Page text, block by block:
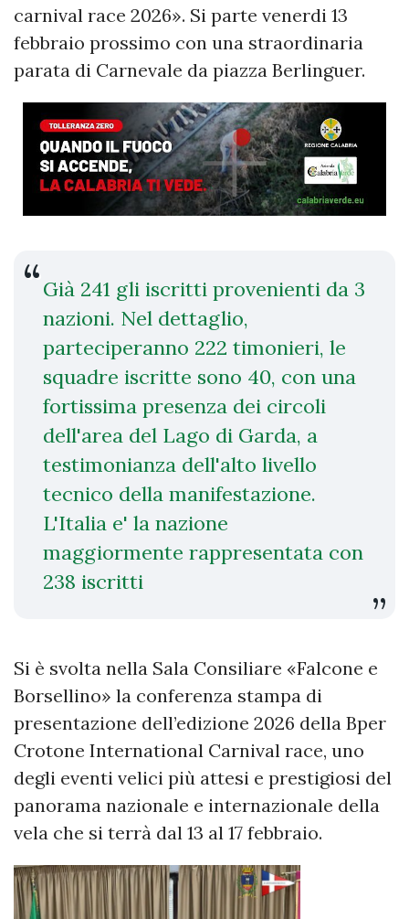
carnival race 2026». Si parte venerdi 13
febbraio prossimo con una straordinaria
parata di Carnevale da piazza Berlinguer.
Già 241 gli iscritti provenienti da 3
nazioni. Nel dettaglio,
parteciperanno 222 timonieri, le
squadre iscritte sono 40, con una
fortissima presenza dei circoli
dell'area del Lago di Garda, a
testimonianza dell'alto livello
tecnico della manifestazione.
L'Italia e' la nazione
maggiormente rappresentata con
238 iscritti
Si è svolta nella Sala Consiliare «Falcone e
Borsellino» la conferenza stampa di
presentazione dell’edizione 2026 della Bper
Crotone International Carnival race, uno
degli eventi velici più attesi e prestigiosi del
panorama nazionale e internazionale della
vela che si terrà dal 13 al 17 febbraio.